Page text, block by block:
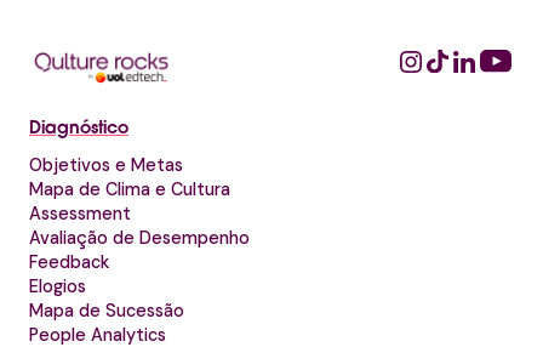
Diagnóstico
Objetivos e Metas
Mapa de Clima e Cultura
Assessment
Avaliação de Desempenho
Feedback
Elogios
Mapa de Sucessão
People Analytics